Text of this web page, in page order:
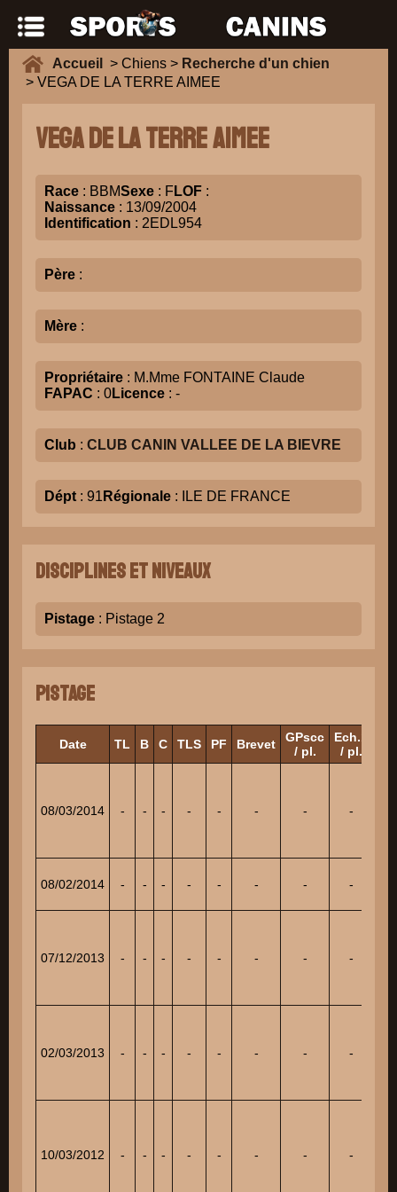
Accueil > Chiens > Recherche d'un chien
> VEGA DE LA TERRE AIMEE
VEGA DE LA TERRE AIMEE
Race : BBMSexe : FLOF :
Naissance : 13/09/2004
Identification : 2EDL954
Père :
Mère :
Propriétaire : M.Mme FONTAINE Claude
FAPAC : 0Licence : -
Club : CLUB CANIN VALLEE DE LA BIEVRE
Dépt : 91 Régionale : ILE DE FRANCE
Disciplines et niveaux
Pistage : Pistage 2
Pistage
Date TL B C TLS PF Brevet
GPscc
/ pl.
Ech.1
/ pl.
08/03/2014 - - - - - - - -
08/02/2014 - - - - - - - -
07/12/2013 - - - - - - - -
02/03/2013 - - - - - - - -
10/03/2012 - - - - - - - -